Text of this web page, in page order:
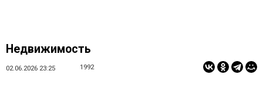
Недвижимость
02.06.2026 23:25 1992